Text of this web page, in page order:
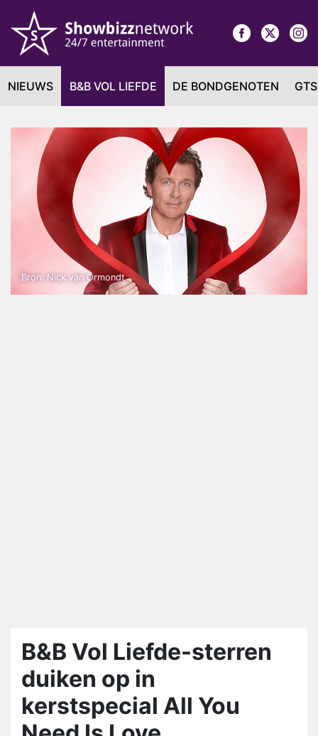
NIEUWS B&B VOL LIEFDE DE BONDGENOTEN
Bron: Nick van Ormondt
B&B Vol Liefde-sterren
duiken op in
kerstspecial All You